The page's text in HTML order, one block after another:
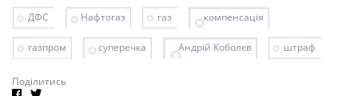
ДФС
Нафтогаз газ компенсація
газпром суперечка Андрій Коболєв штраф
Поділитись